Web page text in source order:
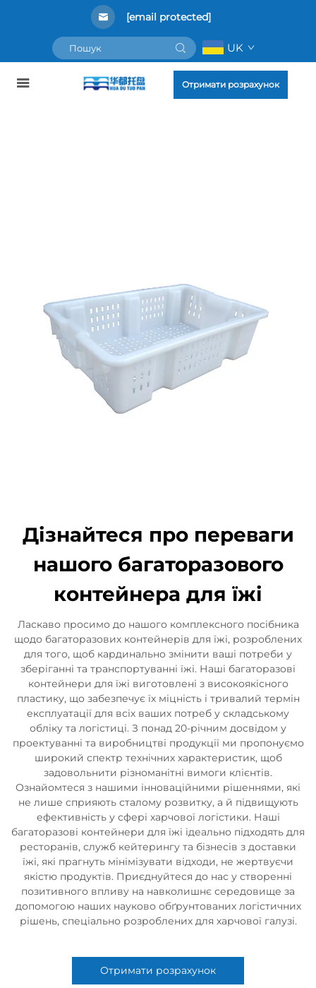
[email protected]
UK
Отримати розрахунок
Дізнайтеся про переваги
нашого багаторазового
контейнера для їжі
Ласкаво просимо до нашого комплексного посібника
щодо багаторазових контейнерів для їжі, розроблених
для того, щоб кардинально змінити ваші потреби у
зберіганні та транспортуванні їжі. Наші багаторазові
контейнери для їжі виготовлені з високоякісного
пластику, що забезпечує їх міцність і тривалий термін
експлуатації для всіх ваших потреб у складському
обліку та логістиці. З понад 20-річним досвідом у
проектуванні та виробництві продукції ми пропонуємо
широкий спектр технічних характеристик, щоб
задовольнити різноманітні вимоги клієнтів.
Ознайомтеся з нашими інноваційними рішеннями, які
не лише сприяють сталому розвитку, а й підвищують
ефективність у сфері харчової логістики. Наші
багаторазові контейнери для їжі ідеально підходять для
ресторанів, служб кейтерингу та бізнесів з доставки
їжі, які прагнуть мінімізувати відходи, не жертвуєчи
якістю продуктів. Приєднуйтеся до нас у створенні
позитивного впливу на навколишнє середовище за
допомогою наших науково обґрунтованих логістичних
рішень, спеціально розроблених для харчової галузі.
Отримати розрахунок